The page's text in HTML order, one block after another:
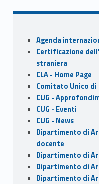
b
o
o
k
d
o
n
l e
Sidebar
Agenda
Certificazione
straniera
CLA - Home Page
Comitato Unico di
CUG -
CUG - Eventi
CUG - News
Dipartimento di
docente
Dipartimento di
Dipartimento di
Dipartimento di